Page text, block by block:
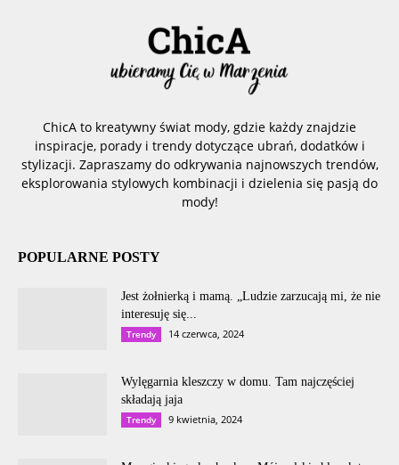
ChicA to kreatywny świat mody, gdzie każdy znajdzie
inspiracje, porady i trendy dotyczące ubrań, dodatków i
stylizacji. Zapraszamy do odkrywania najnowszych trendów,
eksplorowania stylowych kombinacji i dzielenia się pasją do
mody!
POPULARNE POSTY
Jest żołnierką i mamą. „Ludzie zarzucają mi, że nie
interesuję się...
Trendy 14 czerwca, 2024
Wylęgarnia kleszczy w domu. Tam najczęściej
składają jaja
Trendy 9 kwietnia, 2024